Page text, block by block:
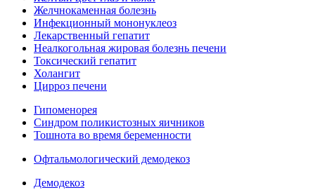
Желчнокаменная болезнь
Инфекционный мононуклеоз
Лекарственный гепатит
Неалкогольная жировая болезнь печени
Токсический гепатит
Холангит
Цирроз печени
Гипоменорея
Синдром поликистозных яичников
Тошнота во время беременности
Офтальмологический демодекоз
Демодекоз